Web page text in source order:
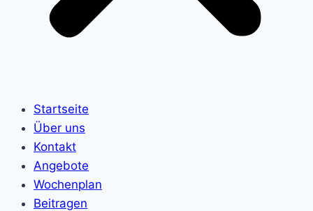
Startseite
Über uns
Kontakt
Angebote
Wochenplan
Beitragen